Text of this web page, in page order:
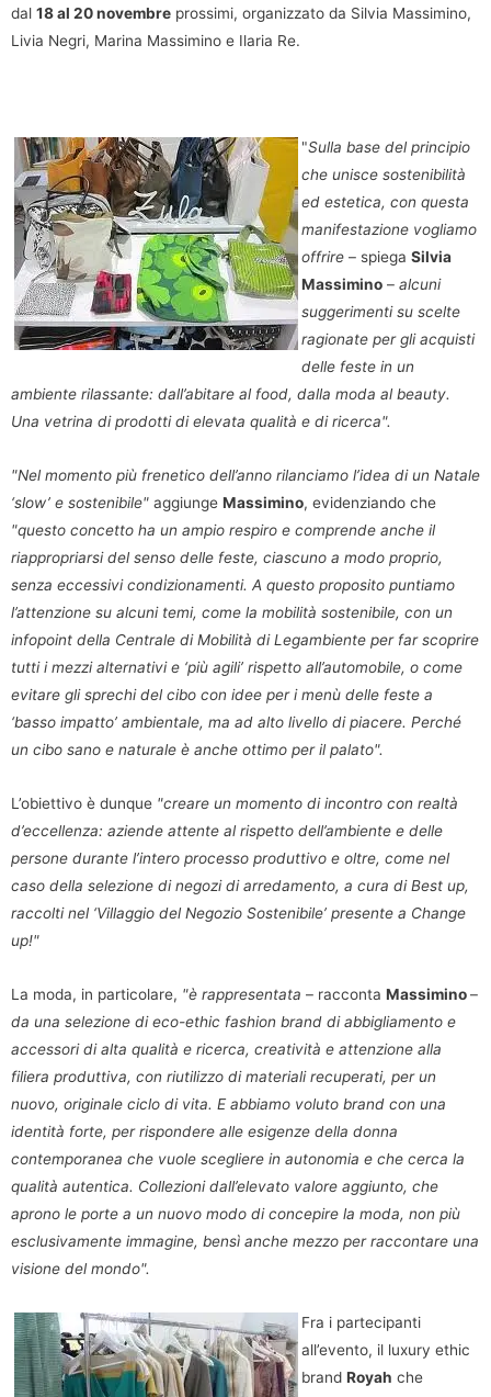
dal 18 al 20 novembre prossimi, organizzato da Silvia Massimino,
Livia Negri, Marina Massimino e Ilaria Re.
"Sulla base del principio
che unisce sostenibilità
ed estetica, con questa
manifestazione vogliamo
offrire – spiega Silvia
Massimino – alcuni
suggerimenti su scelte
ragionate per gli acquisti
delle feste in un
ambiente rilassante: dall’abitare al food, dalla moda al beauty.
Una vetrina di prodotti di elevata qualità e di ricerca".
"Nel momento più frenetico dell’anno rilanciamo l’idea di un Natale
‘slow’ e sostenibile" aggiunge Massimino, evidenziando che
"questo concetto ha un ampio respiro e comprende anche il
riappropriarsi del senso delle feste, ciascuno a modo proprio,
senza eccessivi condizionamenti. A questo proposito puntiamo
l’attenzione su alcuni temi, come la mobilità sostenibile, con un
infopoint della Centrale di Mobilità di Legambiente per far scoprire
tutti i mezzi alternativi e ‘più agili’ rispetto all’automobile, o come
evitare gli sprechi del cibo con idee per i menù delle feste a
‘basso impatto’ ambientale, ma ad alto livello di piacere. Perché
un cibo sano e naturale è anche ottimo per il palato".
L’obiettivo è dunque "creare un momento di incontro con realtà
d’eccellenza: aziende attente al rispetto dell’ambiente e delle
persone durante l’intero processo produttivo e oltre, come nel
caso della selezione di negozi di arredamento, a cura di Best up,
raccolti nel ‘Villaggio del Negozio Sostenibile’ presente a Change
up!"
La moda, in particolare, "è rappresentata – racconta Massimino–
da una selezione di eco-ethic fashion brand di abbigliamento e
accessori di alta qualità e ricerca, creatività e attenzione alla
filiera produttiva, con riutilizzo di materiali recuperati, per un
nuovo, originale ciclo di vita. E abbiamo voluto brand con una
identità forte, per rispondere alle esigenze della donna
contemporanea che vuole scegliere in autonomia e che cerca la
qualità autentica. Collezioni dall’elevato valore aggiunto, che
aprono le porte a un nuovo modo di concepire la moda, non più
esclusivamente immagine, bensì anche mezzo per raccontare una
visione del mondo".
Fra i partecipanti
all’evento, il luxury ethic
brand Royah che